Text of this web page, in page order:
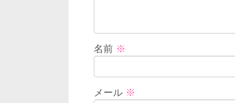
名前 ※
メール ※